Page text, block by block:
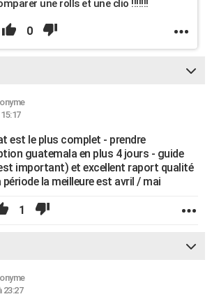
une rolls et une clio !!!!!!!
0
est le plus complet - prendre
guatemala en plus 4 jours - guide
important) et excellent raport qualité
la meilleure est avril / mai
1
23:27